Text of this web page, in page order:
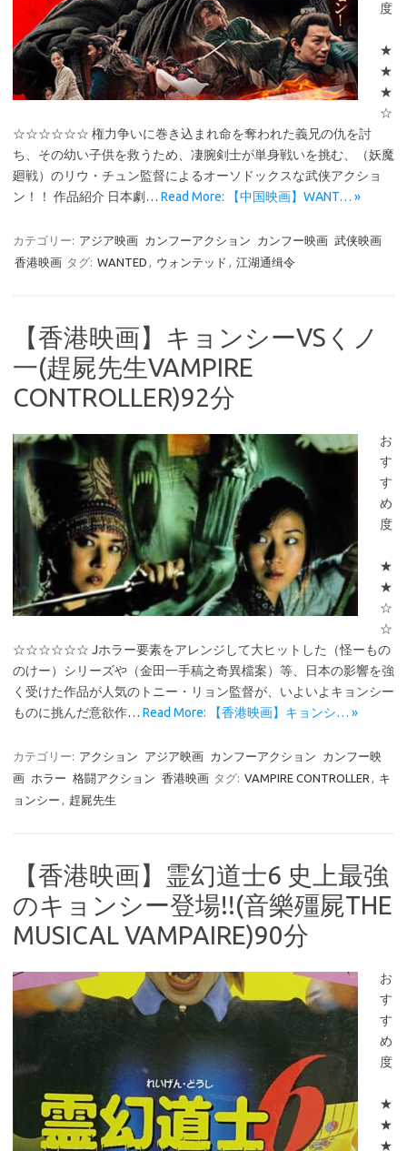
度
★
★
★
☆
☆☆☆☆☆☆ 権力争いに巻き込まれ命を奪われた義兄の仇を討
ち、その幼い子供を救うため、凄腕剣士が単身戦いを挑む、（妖魔
廻戦）のリウ・チュン監督によるオーソドックスな武侠アクショ
ン！！ 作品紹介 日本劇… Read More: 【中国映画】WANT… »
カテゴリー: アジア映画 カンフーアクション カンフー映画 武侠映画
香港映画 タグ: WANTED , ウォンテッド , 江湖通缉令
【香港映画】キョンシーVSくノ
一(趕屍先生VAMPIRE
CONTROLLER)92分
お
す
す
め
度
★
★
☆
☆
☆☆☆☆☆☆ Jホラー要素をアレンジして大ヒットした（怪ーもの
のけー）シリーズや（金田一手稿之奇異檔案）等、日本の影響を強
く受けた作品が人気のトニー・リョン監督が、いよいよキョンシー
ものに挑んだ意欲作… Read More: 【香港映画】キョンシ… »
カテゴリー: アクション アジア映画 カンフーアクション
カンフー映
画 ホラー 格闘アクション 香港映画 タグ: VAMPIRE CONTROLLER , キ
ョンシー , 趕屍先生
【香港映画】霊幻道士6 史上最強
のキョンシー登場!!(音樂殭屍THE
MUSICAL VAMPAIRE)90分
お
す
す
め
度
★
★
★